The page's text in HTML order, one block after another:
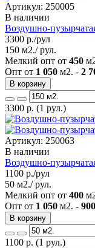
Артикул: 250005
В наличии
Воздушно-
3300 р./рул
150 м2./ рул.
Мелкий опт от 450
Опт от 1 050 м2. - 2
В корзину
3300 р. (1 рул.)
Артикул: 250063
В наличии
Воздушно-
1100 р./рул
50 м2./ рул.
Мелкий опт от 400
Опт от 1 050 м2. -
В корзину
1100 р. (1 рул.)